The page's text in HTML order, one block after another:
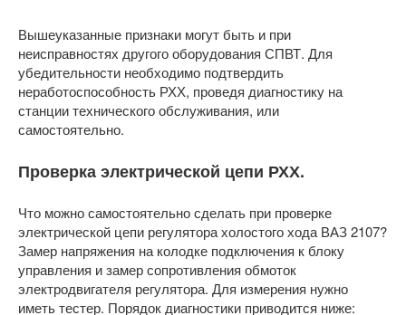
Вышеуказанные признаки могут быть и при
неисправностях другого оборудования СПВТ. Для
убедительности необходимо подтвердить
неработоспособность РХХ, проведя диагностику на
станции технического обслуживания, или
самостоятельно.
Проверка электрической цепи РХХ.
Что можно самостоятельно сделать при проверке
электрической цепи регулятора холостого хода ВАЗ 2107?
Замер напряжения на колодке подключения к блоку
управления и замер сопротивления обмоток
электродвигателя регулятора. Для измерения нужно
иметь тестер. Порядок диагностики приводится ниже: